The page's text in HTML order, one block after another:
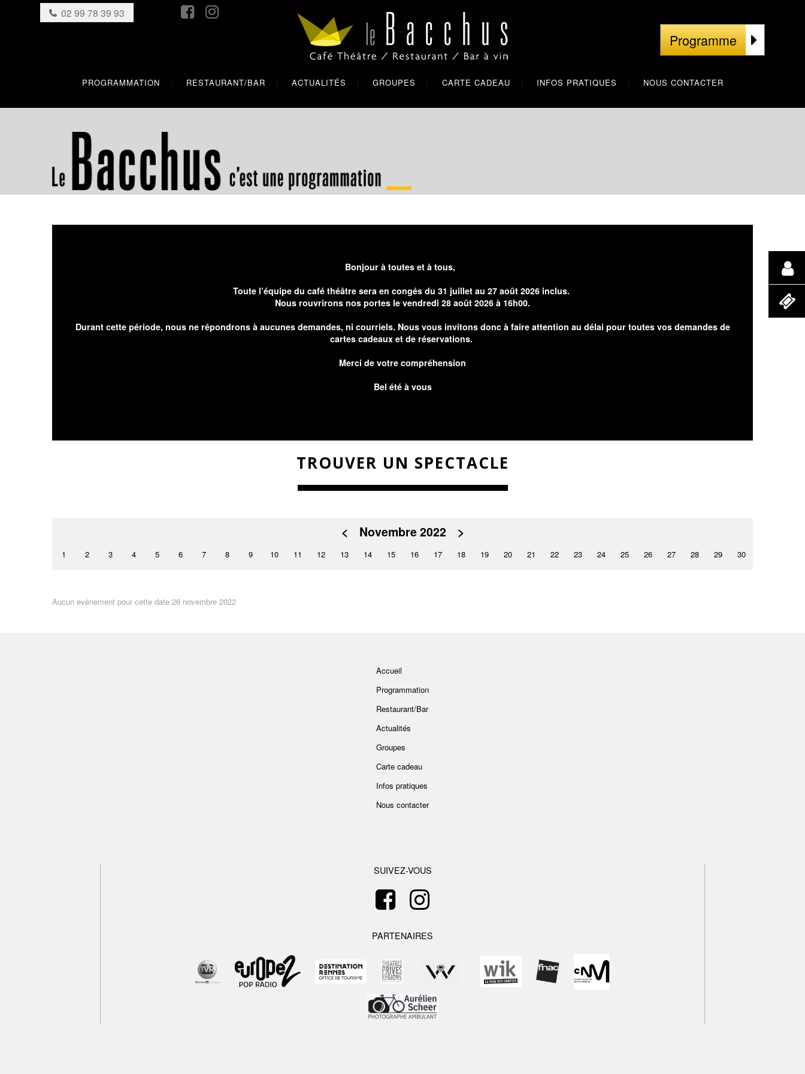
PROGRAMMATION RESTAURANT/BAR ACTUALITÉS GROUPES CARTE CADEAU INFOS PRATIQUES NOUS CONTACTER
02 99 78 39 93
Programme
Bonjour à toutes et à tous,
Toute l’équipe du café théâtre sera en congés du 31 juillet au 27 août 2026 inclus.
Nous rouvrirons nos portes le vendredi 28 août 2026 à 16h00.
Durant cette période, nous ne répondrons à aucunes demandes, ni courriels. Nous vous invitons donc à faire attention au délai pour toutes vos demandes de
cartes cadeaux et de réservations.
Merci de votre compréhension
Bel été à vous
TROUVER UN SPECTACLE
< Novembre 2022 >
1 2 3 4 5 6 7 8 9 10 11 12 13 14 15 16 17 18 19 20 21 22 23 24 25 26 27 28 29 30
Aucun evénement pour cette date 26 novembre 2022
Accueil
Programmation
Restaurant/Bar
Actualités
Groupes
Carte cadeau
Infos pratiques
Nous contacter
SUIVEZ-VOUS
PARTENAIRES